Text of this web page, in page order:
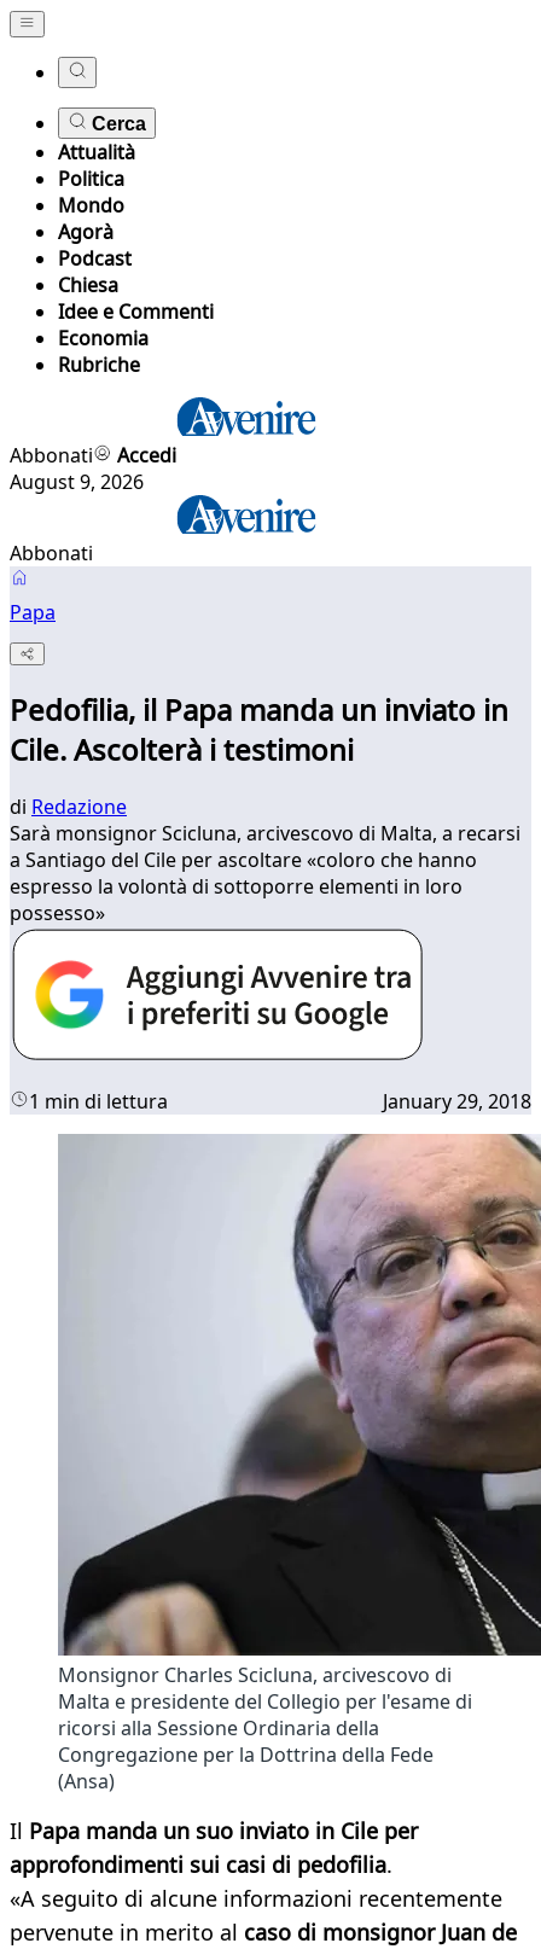
Cerca
Attualità
Politica
Mondo
Agorà
Podcast
Chiesa
Idee e Commenti
Economia
Rubriche
Abbonati
Accedi
August 9, 2026
Abbonati
Papa
Pedofilia, il Papa manda un inviato in
Cile. Ascolterà i testimoni
di Redazione
Sarà monsignor Scicluna, arcivescovo di Malta, a recarsi
a Santiago del Cile per ascoltare «coloro che hanno
espresso la volontà di sottoporre elementi in loro
possesso»
1 min di lettura January 29, 2018
Monsignor Charles Scicluna, arcivescovo di
Malta e presidente del Collegio per l'esame di
ricorsi alla Sessione Ordinaria della
Congregazione per la Dottrina della Fede
(Ansa)
Il Papa manda un suo inviato in Cile per
approfondimenti sui casi di pedofilia.
«A seguito di alcune informazioni recentemente
pervenute in merito al caso di monsignor Juan de